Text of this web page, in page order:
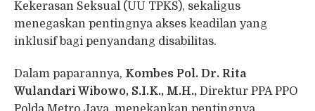
Kekerasan Seksual (UU TPKS), sekaligus
menegaskan pentingnya akses keadilan yang
inklusif bagi penyandang disabilitas.
Dalam paparannya, Kombes Pol. Dr. Rita
Wulandari Wibowo, S.I.K., M.H., Direktur PPA PPO